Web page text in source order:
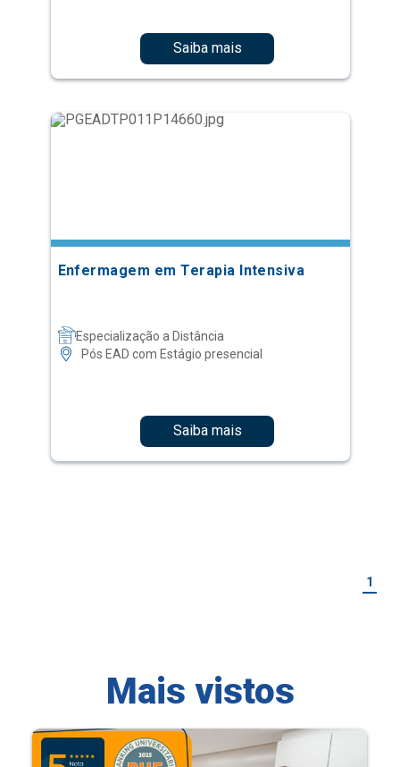
Saiba mais
Enfermagem em Terapia Intensiva
Especialização a Distância
Pós EAD com Estágio presencial
Saiba mais
1
Mais vistos